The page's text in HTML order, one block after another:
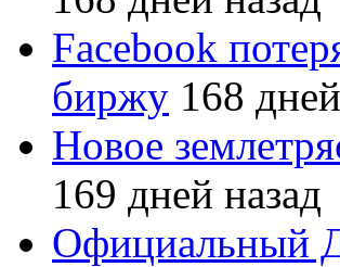
Facebook
биржу 168
Новое
169 дней назад
Официальный